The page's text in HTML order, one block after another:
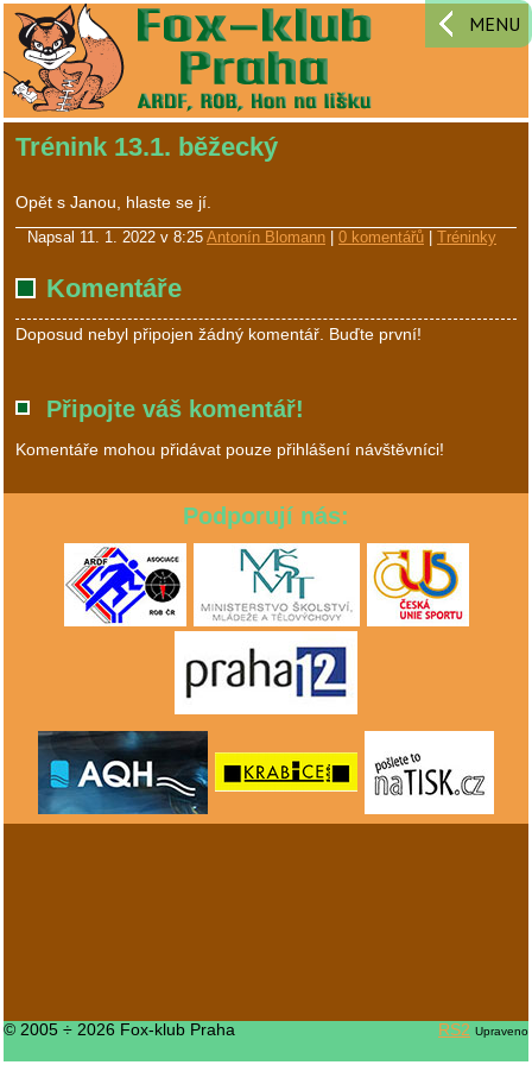
MENU
Trénink 13.1. běžecký
Opět s Janou, hlaste se jí.
Napsal 11. 1. 2022 v 8:25 Antonín Blomann 0 komentářů Tréninky
Komentáře
Doposud nebyl připojen žádný komentář. Buďte první!
Připojte váš komentář!
Komentáře mohou přidávat pouze přihlášení návštěvníci!
Podporují nás:
© 2005 ÷ 2026 Fox-klub Praha RS2 Upraveno